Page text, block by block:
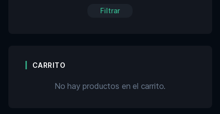
Filtrar
CARRITO
No hay productos en el carrito.